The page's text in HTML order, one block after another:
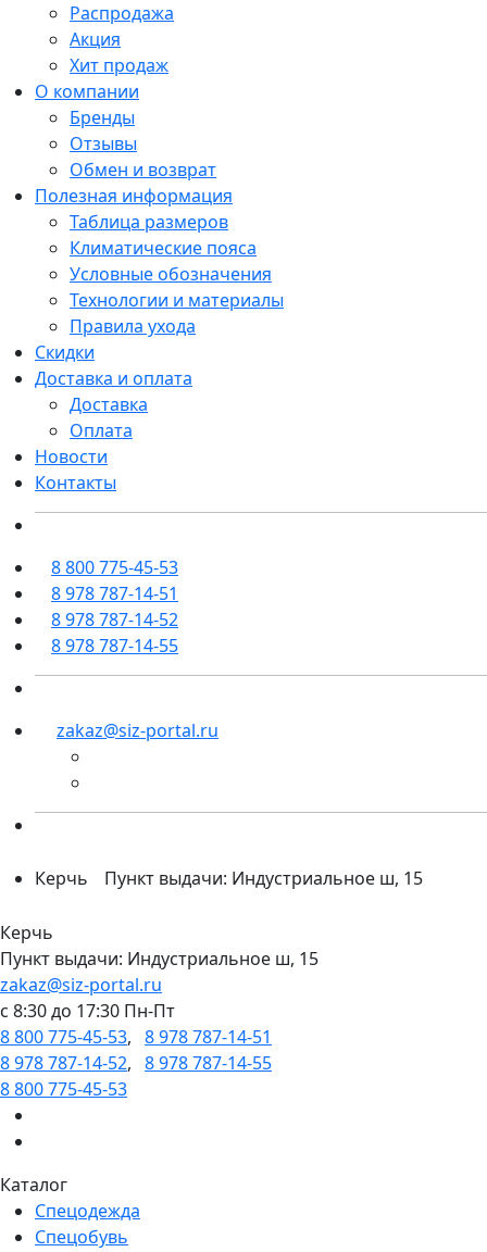
Распродажа
Акция
Хит продаж
О компании
Бренды
Отзывы
Обмен и возврат
Полезная информация
Таблица размеров
Климатические пояса
Условные обозначения
Технологии и материалы
Правила ухода
Скидки
Доставка и оплата
Доставка
Оплата
Новости
Контакты
8 800 775-45-53
8 978 787-14-51
8 978 787-14-52
8 978 787-14-55
zakaz@siz-portal.ru
Керчь Пункт выдачи: Индустриальное ш, 15
Керчь
Пункт выдачи: Индустриальное ш, 15
zakaz@siz-portal.ru
c 8:30 до 17:30 Пн-Пт
8 800 775-45-53, 8 978 787-14-51
8 978 787-14-52, 8 978 787-14-55
8 800 775-45-53
Каталог
Спецодежда
Спецобувь